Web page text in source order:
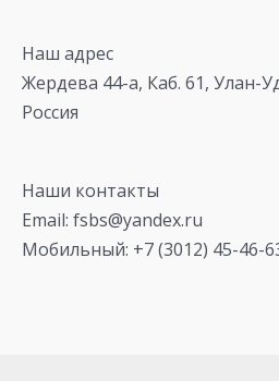
Наш адрес
Жердева 44-а, Каб. 61, Улан-
Россия
Наши контакты
Email: fsbs@yandex.ru
Мобильный: +7 (3012) 45-46-